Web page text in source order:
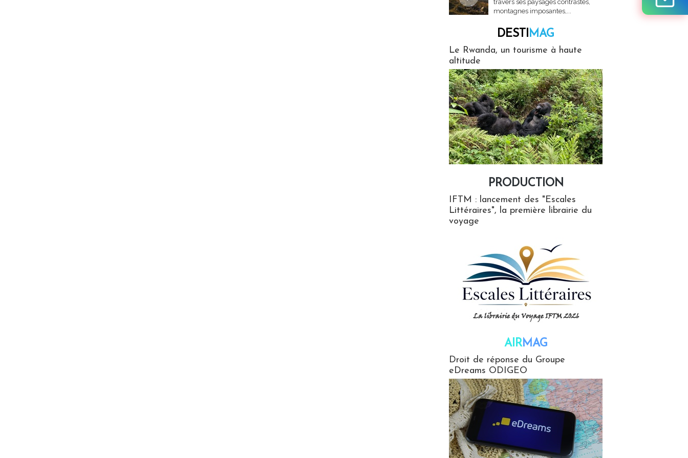
travers ses paysages contrastés,
montagnes imposantes,...
DESTIMAG
Le Rwanda, un tourisme à haute
altitude
PRODUCTION
IFTM : lancement des "Escales
Littéraires", la première librairie du
voyage
AIRMAG
Droit de réponse du Groupe
eDreams ODIGEO